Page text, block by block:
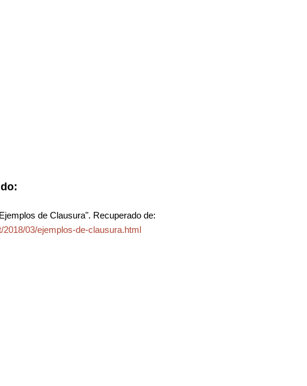
de Clausura". Recuperado de:
03/ejemplos-de-clausura.html